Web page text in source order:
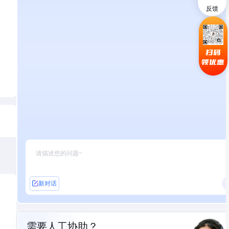
反馈
扫码
领优惠
新对话
需要人工协助？